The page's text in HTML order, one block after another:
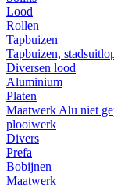
Lood
Rollen
Tapbuizen
Tapbuizen,
Diversen lood
Aluminium
Platen
Maatwerk Alu niet
plooiwerk
Divers
Prefa
Bobijnen
Maatwerk